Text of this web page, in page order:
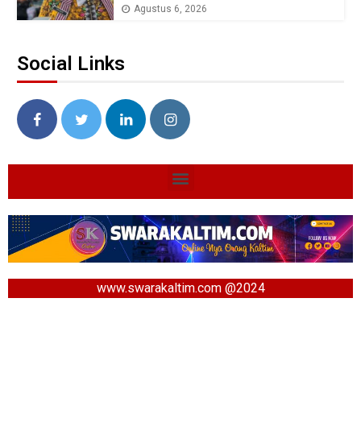
Agustus 6, 2026
Social Links
www.swarakaltim.com @2024